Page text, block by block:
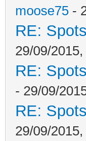
moose75 -
RE:
29/09/
RE:
- 29/09/
RE:
29/09/